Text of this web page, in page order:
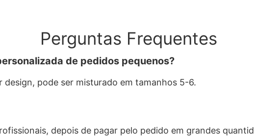
Perguntas Frequentes
de pedidos pequenos?
design, pode ser misturado em tamanhos 5-6.
depois de pagar pelo pedido em grandes